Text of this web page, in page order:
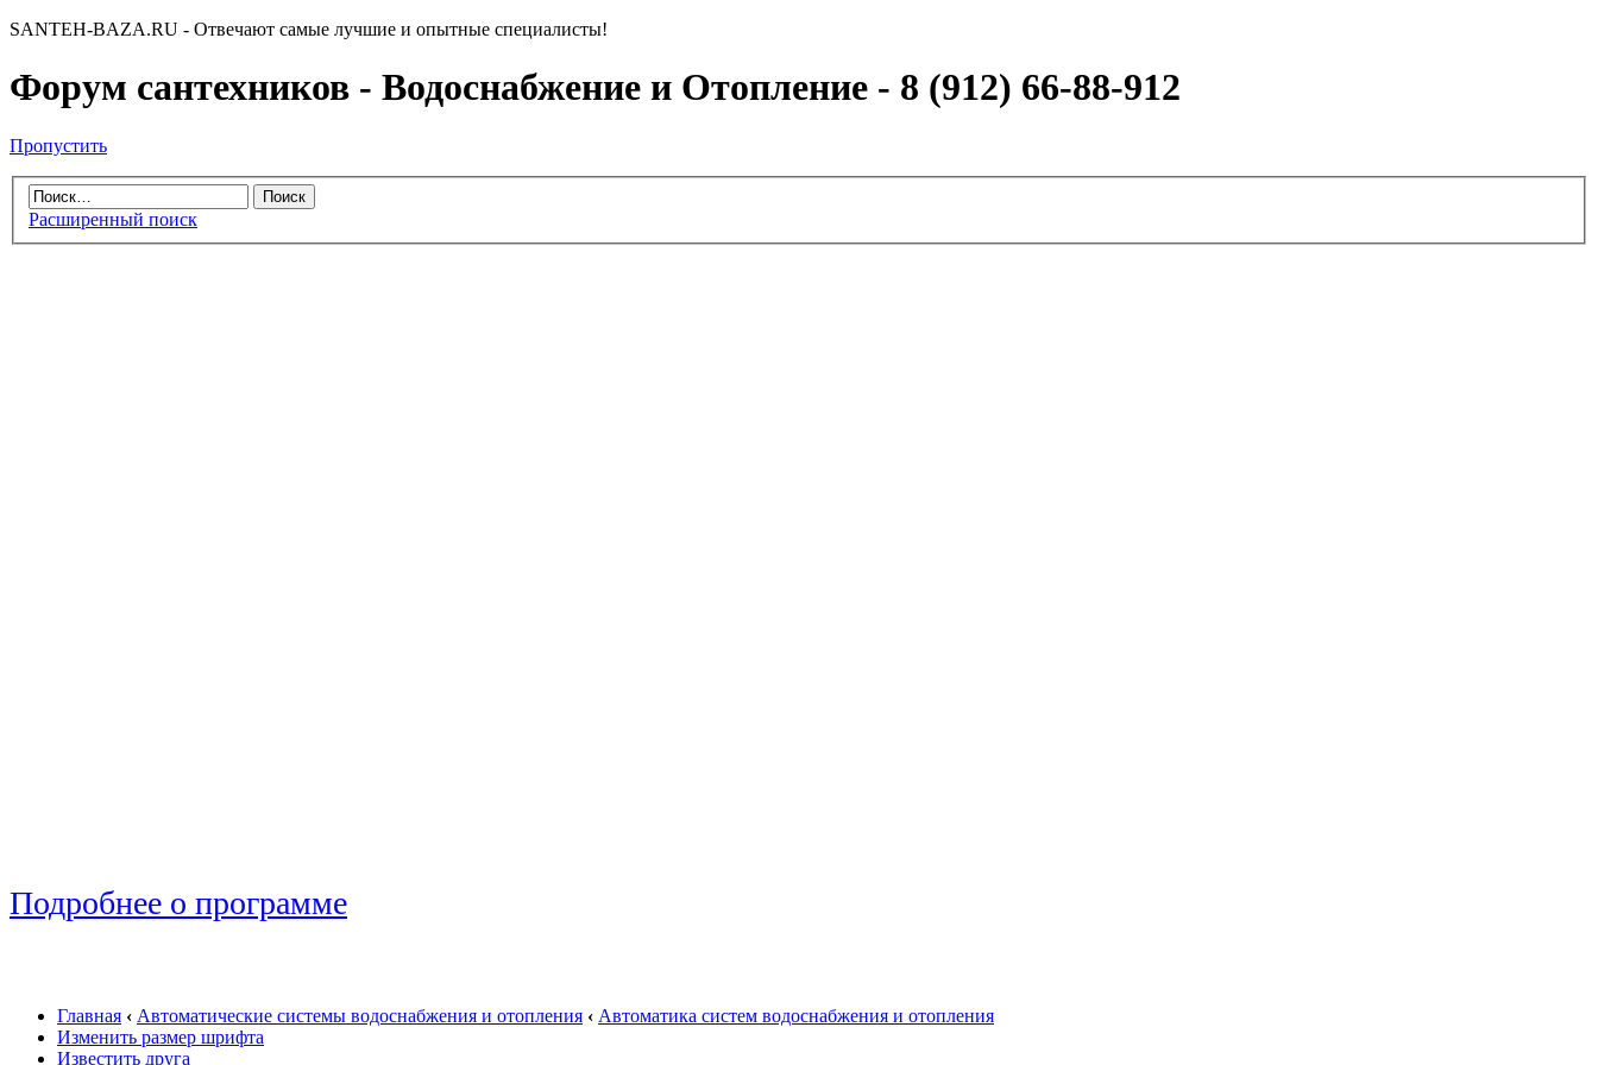
SANTEH-BAZA.RU - Отвечают самые лучшие и опытные специалисты!
Форум сантехников - Водоснабжение и Отопление - 8 (912) 66-88-912
Пропустить
Расширенный поиск
Подробнее о программе
Главная ‹ Автоматические системы водоснабжения и отопления ‹ Автоматика систем водоснабжения и отопления
Изменить размер шрифта
Известить друга